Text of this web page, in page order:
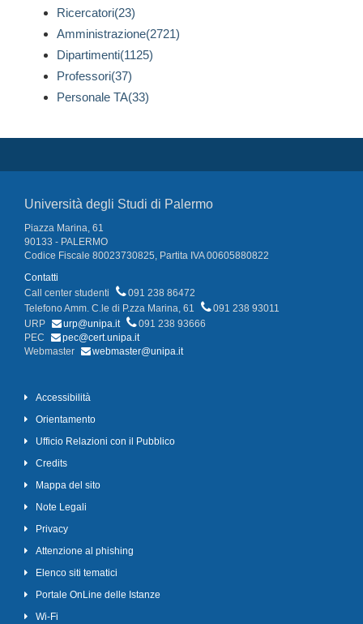
Ricercatori(23)
Amministrazione(2721)
Dipartimenti(1125)
Professori(37)
Personale TA(33)
Università degli Studi di Palermo
Piazza Marina, 61
90133 - PALERMO
Codice Fiscale 80023730825, Partita IVA 00605880822
Contatti
Call center studenti
091 238 86472
Telefono Amm. C.le di P.zza Marina, 61
091 238 93011
URP
urp@unipa.it
091 238 93666
PEC
pec@cert.unipa.it
Webmaster
webmaster@unipa.it
Accessibilità
Orientamento
Ufficio Relazioni con il Pubblico
Credits
Mappa del sito
Note Legali
Privacy
Attenzione al phishing
Elenco siti tematici
Portale OnLine delle Istanze
Wi-Fi